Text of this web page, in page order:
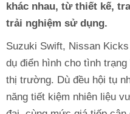
khác nhau, từ thiết kế,
trải nghiệm sử dụng.
Suzuki Swift, Nissan
dụ điển hình cho tình
thị trường. Dù đều hội tụ
năng tiết kiệm nhiên liệu